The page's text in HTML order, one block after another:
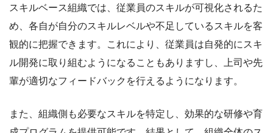
スキルベース組織では、従業員のスキルが可視化されるた
め、各自が自分のスキルレベルや不足しているスキルを客
観的に把握できます。これにより、従業員は自発的にスキ
ル開発に取り組むようになることもありますし、上司や先
輩が適切なフィードバックを行えるようになります。
また、組織側も必要なスキルを特定し、効果的な研修や育